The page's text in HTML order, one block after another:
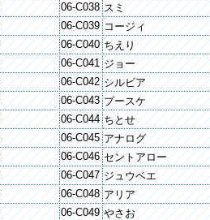
06-C038 スミ
06-C039 コージィ
06-C040 ちえり
06-C041 ジョー
06-C042 シルビア
06-C043 プースケ
06-C044 ちとせ
06-C045 アナログ
06-C046 セントアロー
06-C047 ジュウベエ
06-C048 アリア
06-C049 やさお